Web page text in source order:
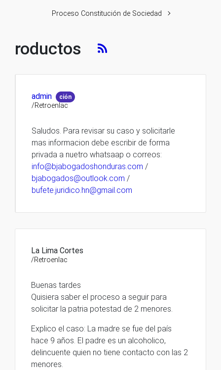
Proceso Constitución de Sociedad
roductos
admin ción
/Retroenlac
Saludos. Para revisar su caso y solicitarle
mas informacion debe escribir de forma
privada a nuetro whatsaap o correos:
info@bjabogadoshonduras.com /
bjabogados@outlook.com /
bufete.juridico.hn@gmail.com
La Lima Cortes
/Retroenlac
Buenas tardes
Quisiera saber el proceso a seguir para
solicitar la patria potestad de 2 menores.
Explico el caso: La madre se fue del país
hace 9 años. El padre es un alcoholico,
delincuente quien no tiene contacto con las 2
menores.